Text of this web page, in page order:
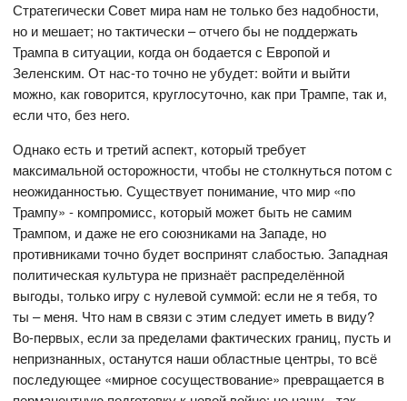
Стратегически Совет мира нам не только без надобности,
но и мешает; но тактически – отчего бы не поддержать
Трампа в ситуации, когда он бодается с Европой и
Зеленским. От нас-то точно не убудет: войти и выйти
можно, как говорится, круглосуточно, как при Трампе, так и,
если что, без него.
Однако есть и третий аспект, который требует
максимальной осторожности, чтобы не столкнуться потом с
неожиданностью. Существует понимание, что мир «по
Трампу» - компромисс, который может быть не самим
Трампом, и даже не его союзниками на Западе, но
противниками точно будет воспринят слабостью. Западная
политическая культура не признаёт распределённой
выгоды, только игру с нулевой суммой: если не я тебя, то
ты – меня. Что нам в связи с этим следует иметь в виду?
Во-первых, если за пределами фактических границ, пусть и
непризнанных, останутся наши областные центры, то всё
последующее «мирное сосуществование» превращается в